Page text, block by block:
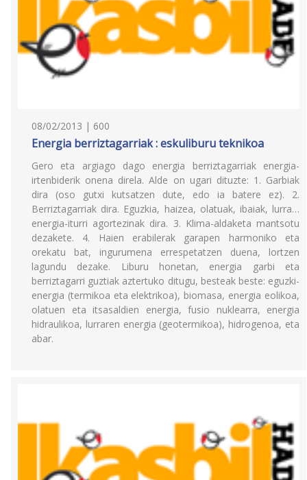
08/02/2013 | 600
Energia berriztagarriak : eskuliburu teknikoa
Gero eta argiago dago energia berriztagarriak energia-
irtenbiderik onena direla. Alde on ugari dituzte: 1. Garbiak
dira (oso gutxi kutsatzen dute, edo ia batere ez). 2.
Berriztagarriak dira. Eguzkia, haizea, olatuak, ibaiak, lurra…
energia-iturri agortezinak dira. 3. Klima-aldaketa mantsotu
dezakete. 4. Haien erabilerak garapen harmoniko eta
orekatu bat, ingurumena errespetatzen duena, lortzen
lagundu dezake. Liburu honetan, energia garbi eta
berriztagarri guztiak aztertuko ditugu, besteak beste: eguzki-
energia (termikoa eta elektrikoa), biomasa, energia eolikoa,
olatuen eta itsasaldien energia, fusio nuklearra, energia
hidraulikoa, lurraren energia (geotermikoa), hidrogenoa, eta
abar.